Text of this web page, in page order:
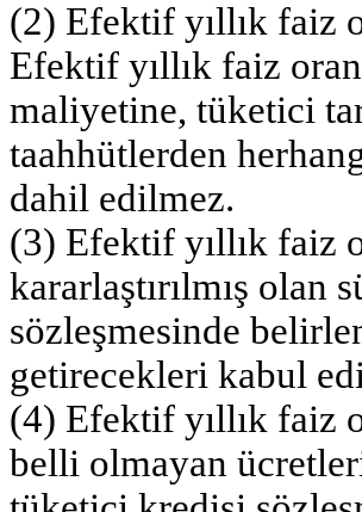
(2) Efektif yıllık faiz
Efektif yıllık faiz
maliyetine, tüketici
taahhütlerden
dahil edilmez.
(3) Efektif yıllık faiz
kararlaştırılmış olan
sözleşmesinde
getirecekleri kabul
(4) Efektif yıllık faiz
belli olmayan